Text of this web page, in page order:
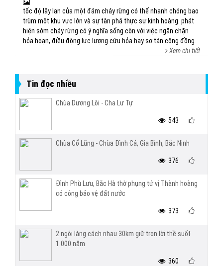
tốc độ lây lan của một đám cháy rừng có thể nhanh chóng bao
trùm một khu vực lớn và sự tàn phá thực sự kinh hoàng. phát
hiện sớm cháy rừng có ý nghĩa sống còn với việc ngăn chặn
hỏa hoạn, điều động lực lượng cứu hỏa hay sơ tán cộng đồng.
Xem chi tiết
Tin đọc nhiều
Chùa Dương Lôi - Cha Lư Tự
543
Chùa Cổ Lũng - Chùa Đình Cả, Gia Bình, Bắc Ninh
376
Đình Phù Lưu, Bắc Hà thờ phụng tứ vị Thành hoàng
có công bảo vệ đất nước
373
2 ngôi làng cách nhau 30km giữ trọn lời thề suốt
1.000 năm
360